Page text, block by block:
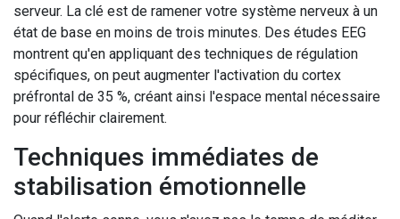
serveur. La clé est de ramener votre système nerveux à un
état de base en moins de trois minutes. Des études EEG
montrent qu'en appliquant des techniques de régulation
spécifiques, on peut augmenter l'activation du cortex
préfrontal de 35 %, créant ainsi l'espace mental nécessaire
pour réfléchir clairement.
Techniques immédiates de
stabilisation émotionnelle